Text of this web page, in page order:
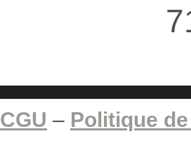
CGU – Politique